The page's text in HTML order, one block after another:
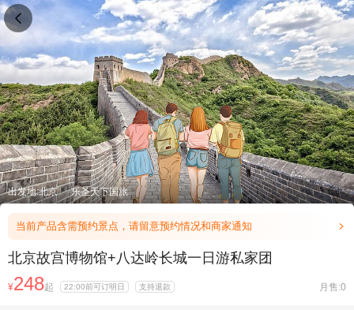
出发地:北京 乐圣天下国旅
当前产品含需预约景点，请留意预约情况和商家通知 
北京故宫博物馆+八达岭长城一日游私家团
¥248起 22:00前可订明日 支持退款 月售:0
